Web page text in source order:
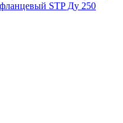
STP Ду 250